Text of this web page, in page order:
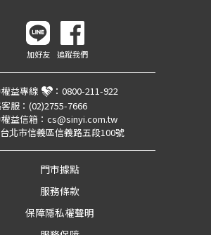
加好友 追蹤我們
益專線 ： 0800-211-922
服： (02)2755-7666
益信箱： cs@sinyi.com.tw
北市信義區信義路五段100號
門市據點
服務條款
保障隱私權聲明